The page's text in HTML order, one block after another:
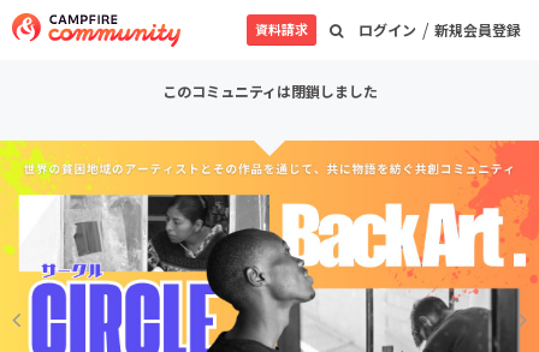
ログイン / 新規会員登録
資料請求
このコミュニティは閉鎖しました